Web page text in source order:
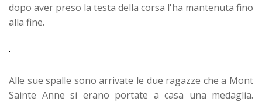
dopo aver preso la testa della corsa l'ha mantenuta fino
alla fine.
Alle sue spalle sono arrivate le due ragazze che a Mont
Sainte Anne si erano portate a casa una medaglia.